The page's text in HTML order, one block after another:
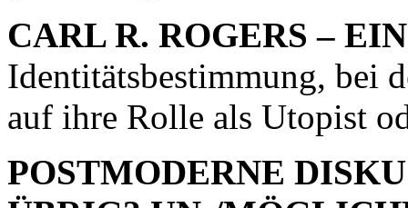
CARL R. ROGERS –
Identitätsbestimmung, bei
auf ihre Rolle als Utopist
POSTMODERNE